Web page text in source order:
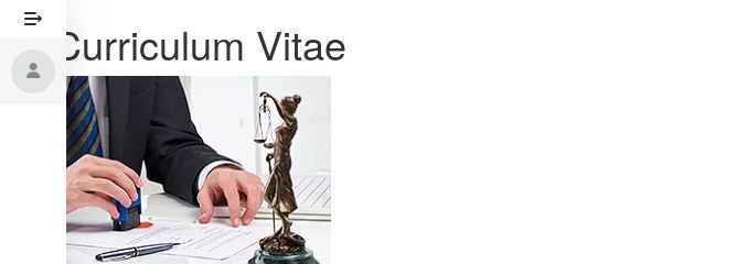
Mi Curriculum Vitae